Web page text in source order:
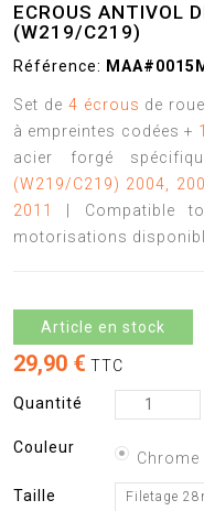
ECROUS ANTIVOL
(W219/C219)
Référence:
Set de 4 écrous de
à empreintes codées +
acier forgé
(W219/C219) 2004,
2011
| Compatible
motorisations
Article en stock
29,90 € TTC
Quantité
Couleur
Chrome
Taille Filetage